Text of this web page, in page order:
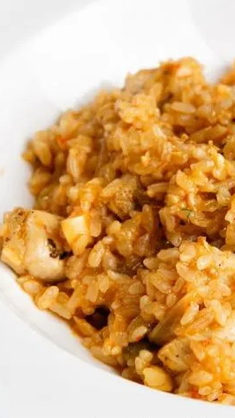
Peixes e Frutos do Mar
100% Vegetal
Doces, Bolos e Sobremesas
Pães e Massas
Bebidas
Entrevistas